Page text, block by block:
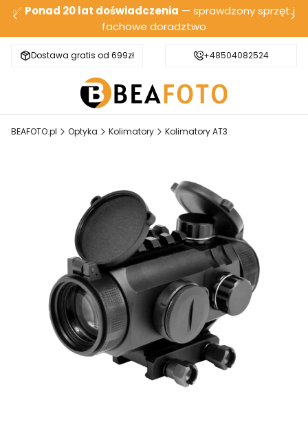
✅ Ponad 20 lat doświadczenia — sprawdzony sprzęt i
fachowe doradztwo
Dostawa gratis od 699zł Bezpieczna wysyłka
+48504082524
BEAFOTO.pl Optyka Kolimatory Kolimatory AT3